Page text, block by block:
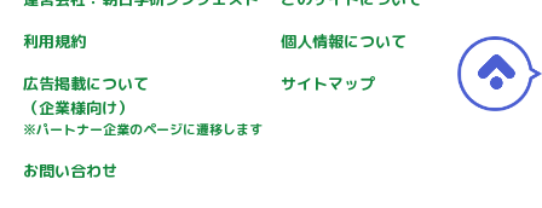
利用規約
個人情報について
広告掲載について
（企業様向け）
※パートナー企業のページに遷移します
サイトマップ
お問い合わせ